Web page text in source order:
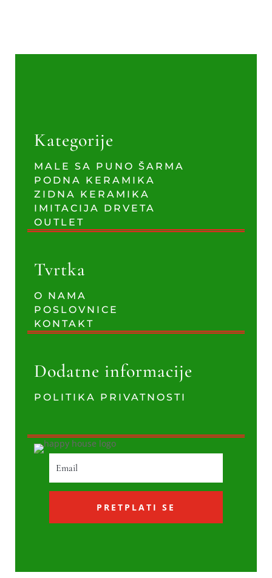
Kategorije
MALE SA PUNO ŠARMA
PODNA KERAMIKA
ZIDNA KERAMIKA
IMITACIJA DRVETA
OUTLET
Tvrtka
O NAMA
POSLOVNICE
KONTAKT
Dodatne informacije
POLITIKA PRIVATNOSTI
PRETPLATI SE